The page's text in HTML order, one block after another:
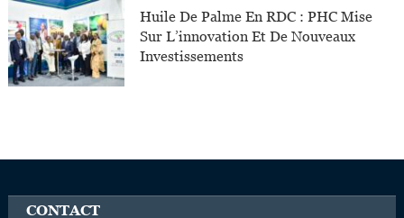
Huile De Palme En RDC : PHC Mise
Sur L’innovation Et De Nouveaux
Investissements
CONTACT